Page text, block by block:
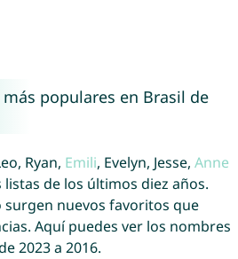
populares en Brasil de
Ryan, Emili, Evelyn, Jesse, Anne
de los últimos diez años.
surgen nuevos favoritos que
Aquí puedes ver los nombres
2023 a 2016.